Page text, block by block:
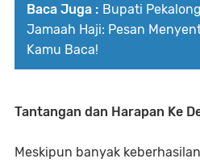
Baca Juga : Bupati
Jamaah Haji: Pesan
Kamu Baca!
Tantangan dan Harapan Ke
Meskipun banyak